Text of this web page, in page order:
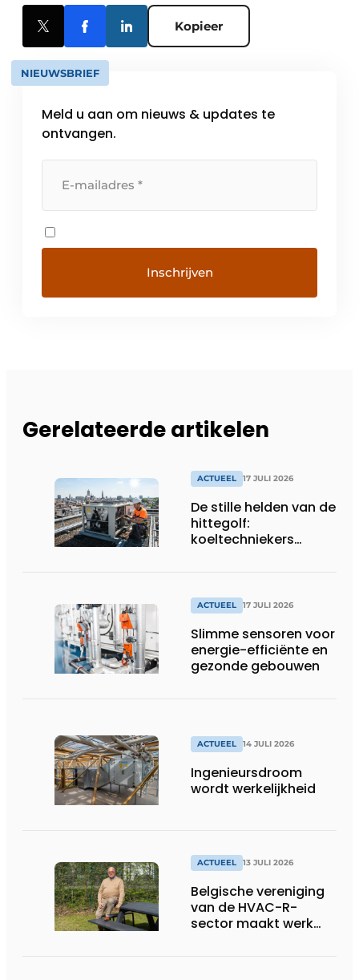
Kopieer
NIEUWSBRIEF
Meld u aan om nieuws & updates te
ontvangen.
Gerelateerde artikelen
ACTUEEL 17 JULI 2026
De stille helden van de
hittegolf:
koeltechniekers
productiebedrijven
draaiende
ACTUEEL 17 JULI 2026
Slimme sensoren voor
energie-efficiënte en
gezonde gebouwen
ACTUEEL 14 JULI 2026
Ingenieursdroom
wordt werkelijkheid
ACTUEEL 13 JULI 2026
Belgische vereniging
van de HVAC-R-
sector maakt werk